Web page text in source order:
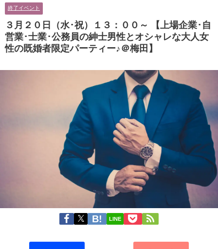
に余裕のある健康的なオシャレ男
性と美容好きで優しさのある大人
女性の既婚者限定ビッグパーティ
ー♪＠池袋】
ティー♪＠茶屋町】
終了イベント
３月２０日（水･祝）１３：００～ 【上場企業･自
営業･士業･公務員の紳士男性とオシャレな大人女
性の既婚者限定パーティー♪＠梅田】
LINE